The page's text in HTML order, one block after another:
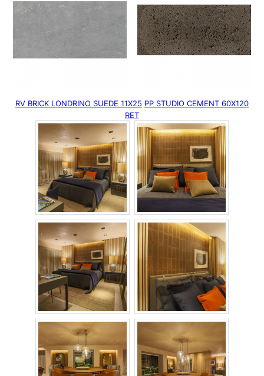
RV BRICK LONDRINO SUEDE 11X25 PP STUDIO CEMENT 60X120
RET